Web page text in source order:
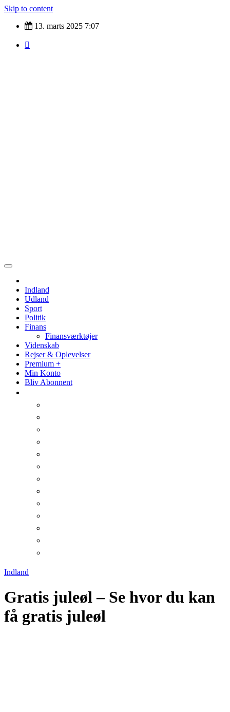
Skip to content
13. marts 2025 7:07
Indland
Udland
Sport
Politik
Finans
Finansværktøjer
Videnskab
Rejser & Oplevelser
Premium +
Min Konto
Bliv Abonnent
Indland
Gratis juleøl – Se hvor du kan
få gratis juleøl